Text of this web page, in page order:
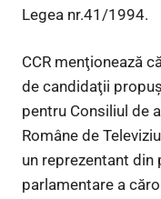
Legea nr.41/1994.
CCR menţionează
de candidaţii
pentru Consiliul de
Române de
un reprezentant din
parlamentare a